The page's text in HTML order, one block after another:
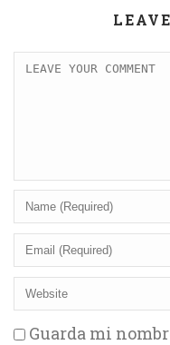
Guarda mi